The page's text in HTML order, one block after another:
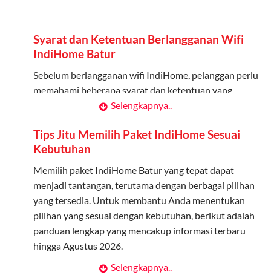
Berlaku Nasional
untuk jaringan 2G, 3G, dan 4G.
Tidak Berlaku untuk Roaming
Kuota ini hanya bisa digunakan di dalam negeri.
Daftarkan Anggota: Admin dapat mendaftarkan anggota
melalui aplikasi MyTelkomsel atau website Telkomsel One.
Bagikan Kuota: Setelah terdaftar, anggota bisa langsung
menggunakan kuota keluarga.
Syarat dan Ketentuan Berlangganan Wifi
IndiHome Batur
Sebelum berlangganan wifi IndiHome, pelanggan perlu
memahami beberapa syarat dan ketentuan yang
Kontrak Berlangganan
Pelanggan harus menandatangani Kontrak
Berlangganan yang mencakup data pelanggan, jenis
layanan indihome Batur yang dipilih, serta syarat dan
ketentuan yang berlaku. Kontrak ini dapat diubah atau
ditambah sesuai kebutuhan.
Biaya Pasang Baru (PSB)
Selengkapnya..
Tips Jitu Memilih Paket IndiHome Sesuai
Kebutuhan
Memilih paket IndiHome Batur yang tepat dapat
menjadi tantangan, terutama dengan berbagai pilihan
yang tersedia. Untuk membantu Anda menentukan
pilihan yang sesuai dengan kebutuhan, berikut adalah
panduan lengkap yang mencakup informasi terbaru
hingga Agustus 2026.
Selengkapnya..